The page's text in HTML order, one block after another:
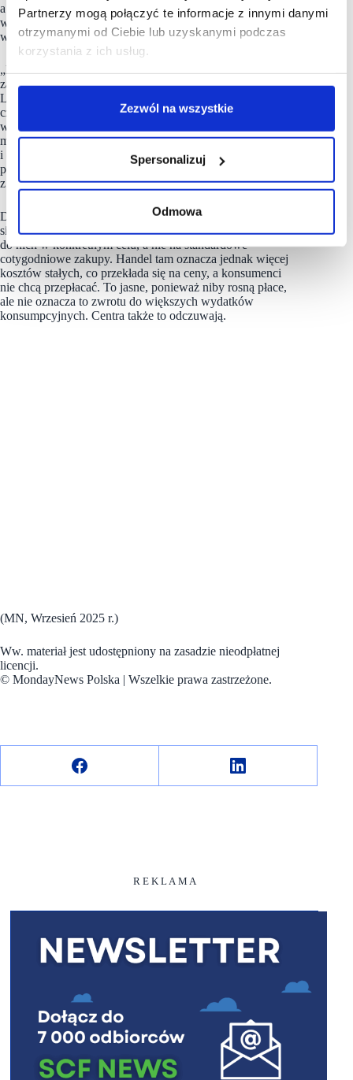
Partnerzy mogą połączyć te informacje z innymi danymi
otrzymanymi od Ciebie lub uzyskanymi podczas
korzystania z ich usług.
Zezwól na wszystkie
Spersonalizuj
Odmowa
a wzrosła w sześciu. Najmocniejszy spadek odnotowano
w świętokrzyskim – o 7,6%, a największy wzrost –
w pomorskim – o 2,7%.
„Różnice między województwami pokazują, że na zachowania
zakupowe wpływa nie tylko sama atrakcyjność wyprzedaży.
Liczą się też czynniki lokalne, tj. siła nabywcza mieszkańców
czy dostępność alternatywnych form zakupów. Większe spadki
w województwach kujawsko-pomorskim i świętokrzyskim
mogą wynikać z mniejszej zasobności konsumentów
i ograniczonej oferty. Z kolei wzrosty w województwie
pomorskim czy warmińsko-mazurskim mogą mieć związek
z sezonem i napływem turystów” – ocenia Mateusz Chołuj.
Dr Maria Andrzej Faliński uzupełnia, że galerie i centra kojarzą
się z lepszym doświadczeniem zakupowym i butikami. Idzie się
do nich w konkretnym celu, a nie na standardowe
cotygodniowe zakupy. Handel tam oznacza jednak więcej
kosztów stałych, co przekłada się na ceny, a konsumenci
nie chcą przepłacać. To jasne, ponieważ niby rosną płace,
ale nie oznacza to zwrotu do większych wydatków
konsumpcyjnych. Centra także to odczuwają.
(MN, Wrzesień 2025 r.)
Ww. materiał jest udostępniony na zasadzie nieodpłatnej
licencji.
© MondayNews Polska | Wszelkie prawa zastrzeżone.
R E K L A M A